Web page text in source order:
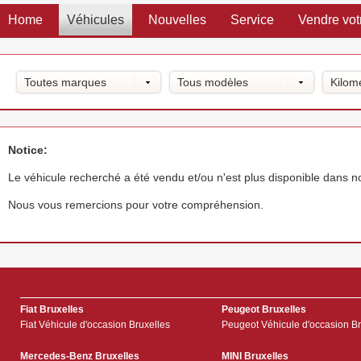
Home Véhicules Nouvelles Service Vendre
Toutes marques Tous modèles
Notice:
Le véhicule recherché a été vendu et/ou n'est plus disponible dans
Nous vous remercions pour votre compréhension.
Fiat Bruxelles
Fiat Véhicule d'occasion Bruxelles
Peugeot Bruxelles
Peugeot Véhicule d'occasion
Mercedes-Benz Bruxelles MINI Bruxelles